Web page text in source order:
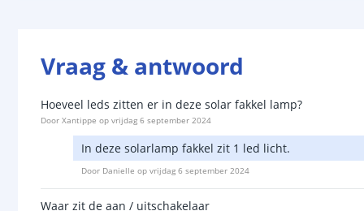
Vraag & antwoord
Hoeveel leds zitten er in deze solar fakkel lamp?
Door Xantippe op vrijdag 6 september 2024
In deze solarlamp fakkel zit 1 led licht.
Door Danielle op vrijdag 6 september 2024
Waar zit de aan / uitschakelaar